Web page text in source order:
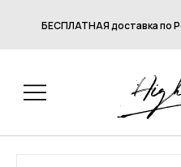
БЕСПЛАТНАЯ доставка по